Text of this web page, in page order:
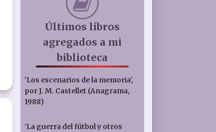
Últimos libros
agregados a mi
biblioteca
'Los escenarios de la memoria',
por J. M. Castellet (Anagrama,
1988)
'La guerra del fútbol y otros